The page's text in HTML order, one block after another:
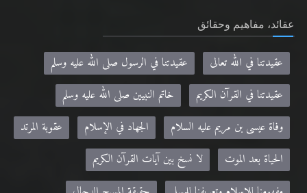
عقيدتنا في الله تعالى
عقيدتنا في الرسول صلى الله عليه وسلم
عقيدتنا في القرآن الكريم
خاتم النبيين صلى الله عليه وسلم
وفاة عيسى بن مريم عليه السلام
الجهاد في الإسلام
الحياة بعد الموت
لا نسخ بين آيات القرآن الكريم
مفهومنا للإسلام وتعريفنا للمسلم
حقيقة المسيح الدجال